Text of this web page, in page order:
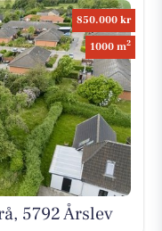
850.000 kr
1000 m2
5792 Årslev